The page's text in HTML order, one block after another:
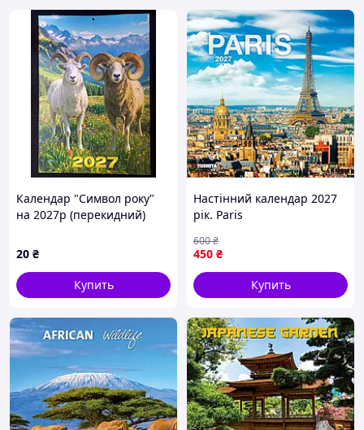
Календар "Символ року"
на 2027р (перекидний)
20 ₴
Купить
Настінний календар 2027
рік. Paris
450 ₴
600₴
Купить